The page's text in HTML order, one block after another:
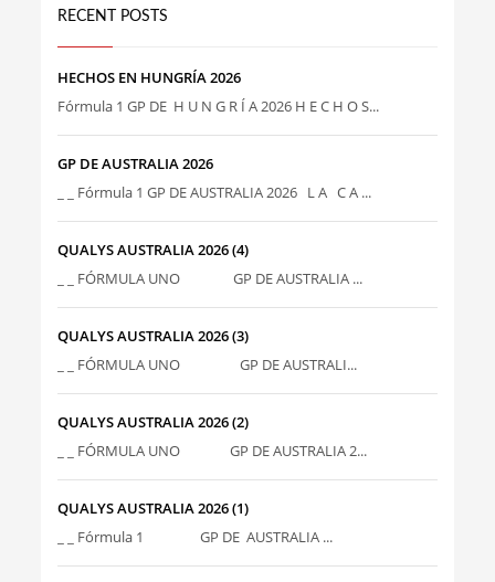
RECENT POSTS
HECHOS EN HUNGRÍA 2026
Fórmula 1 GP DE H U N G R Í A 2026 H E C H O S...
GP DE AUSTRALIA 2026
_ _ Fórmula 1 GP DE AUSTRALIA 2026 L A C A ...
QUALYS AUSTRALIA 2026 (4)
_ _ FÓRMULA UNO GP DE AUSTRALIA ...
QUALYS AUSTRALIA 2026 (3)
_ _ FÓRMULA UNO GP DE AUSTRALI...
QUALYS AUSTRALIA 2026 (2)
_ _ FÓRMULA UNO GP DE AUSTRALIA 2...
QUALYS AUSTRALIA 2026 (1)
_ _ Fórmula 1 GP DE AUSTRALIA ...